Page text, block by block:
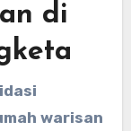
di
warisan